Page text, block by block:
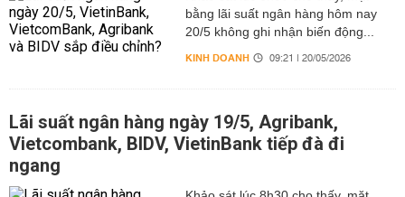
bằng lãi suất ngân hàng hôm nay
20/5 không ghi nhận biến động...
KINH DOANH 09:21 | 20/05/2026
Lãi suất ngân hàng ngày 19/5, Agribank,
Vietcombank, BIDV, VietinBank tiếp đà đi
ngang